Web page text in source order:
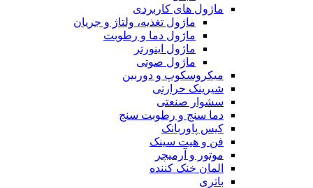
ماژول های کاربردی
ماژول تغذیه، ولتاژ و جریان
ماژول دما و رطوبت
ماژول اینورتر
ماژول صوتی
میکروسکوپ و دوربین
شیرینک حرارتی
سشوار صنعتی
دما سنج و رطوبت سنج
کیس پاوربانک
فن و هیت سینک
موتور و آرمیچر
المان خنک کننده
باتری